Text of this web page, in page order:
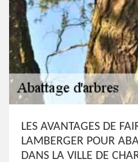
LES AVANTAGES DE
LAMBERGER POUR
DANS LA VILLE DE